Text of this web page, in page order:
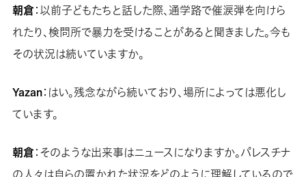
朝倉：以前子どもたちと話した際、通学路で催涙弾を向けら
れたり、検問所で暴力を受けることがあると聞きました。今も
その状況は続いていますか。
Yazan：はい。残念ながら続いており、場所によっては悪化し
ています。
朝倉：そのような出来事はニュースになりますか。パレスチナ